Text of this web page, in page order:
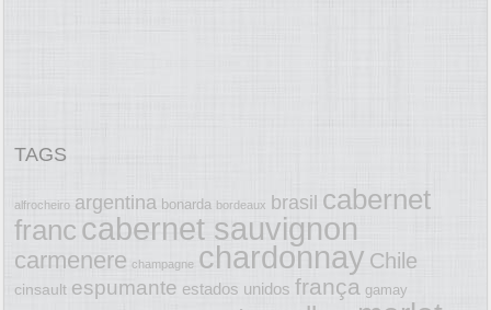
TAGS
alfrocheiro argentina bonarda bordeaux brasil cabernet
franc cabernet sauvignon
carmenere champagne chardonnay Chile
cinsault espumante estados unidos frança gamay